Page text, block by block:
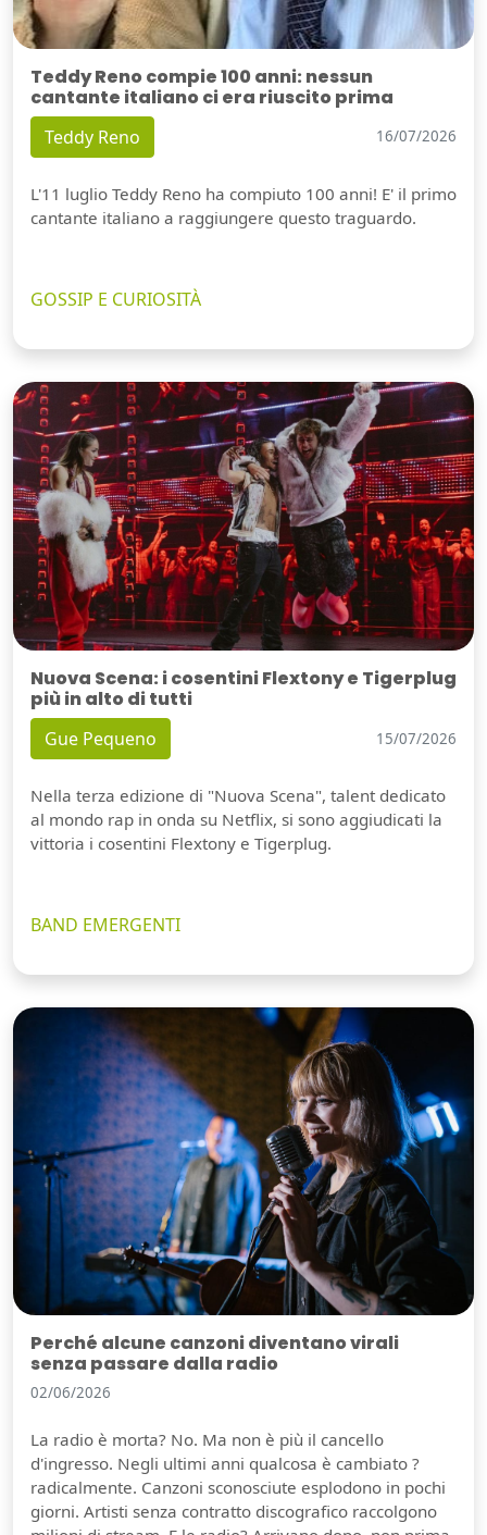
Teddy Reno compie 100 anni: nessun
cantante italiano ci era riuscito prima
Teddy Reno 16/07/2026
L'11 luglio Teddy Reno ha compiuto 100 anni! E' il primo
cantante italiano a raggiungere questo traguardo.
GOSSIP E CURIOSITÀ
Nuova Scena: i cosentini Flextony e Tigerplug
più in alto di tutti
Gue Pequeno 15/07/2026
Nella terza edizione di "Nuova Scena", talent dedicato
al mondo rap in onda su Netflix, si sono aggiudicati la
vittoria i cosentini Flextony e Tigerplug.
BAND EMERGENTI
Perché alcune canzoni diventano virali
senza passare dalla radio
02/06/2026
La radio è morta? No. Ma non è più il cancello
d'ingresso. Negli ultimi anni qualcosa è cambiato ?
radicalmente. Canzoni sconosciute esplodono in pochi
giorni. Artisti senza contratto discografico raccolgono